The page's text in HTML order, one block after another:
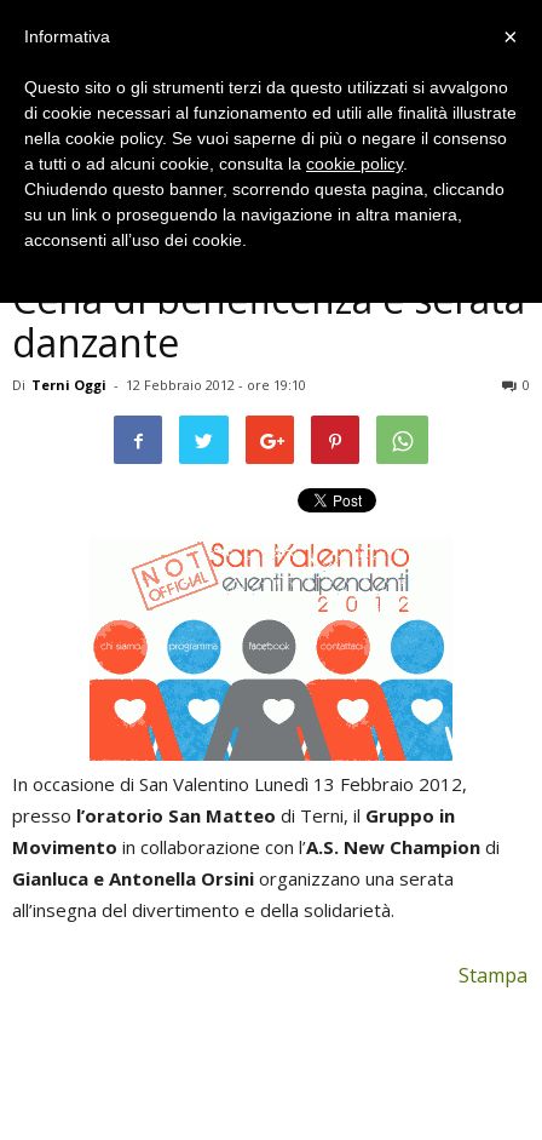
Eventi Archiviati
GASTRONOMIA E MUSICA –
Cena di beneficenza e serata
danzante
Di Terni Oggi - 12 Febbraio 2012 - ore 19:10 0
In occasione di San Valentino Lunedì 13 Febbraio 2012,
presso l’oratorio San Matteo di Terni, il Gruppo in
Movimento in collaborazione con l’A.S. New Champion di
Gianluca e Antonella Orsini organizzano una serata
all’insegna del divertimento e della solidarietà.
Stampa
×
Informativa
Questo sito o gli strumenti terzi da questo utilizzati si avvalgono
di cookie necessari al funzionamento ed utili alle finalità illustrate
nella cookie policy. Se vuoi saperne di più o negare il consenso
a tutti o ad alcuni cookie, consulta la cookie policy.
Chiudendo questo banner, scorrendo questa pagina, cliccando
su un link o proseguendo la navigazione in altra maniera,
acconsenti all’uso dei cookie.